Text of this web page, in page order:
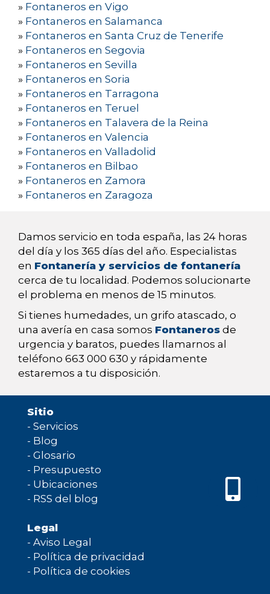
» Fontaneros en Vigo
» Fontaneros en Salamanca
» Fontaneros en Santa Cruz de Tenerife
» Fontaneros en Segovia
» Fontaneros en Sevilla
» Fontaneros en Soria
» Fontaneros en Tarragona
» Fontaneros en Teruel
» Fontaneros en Talavera de la Reina
» Fontaneros en Valencia
» Fontaneros en Valladolid
» Fontaneros en Bilbao
» Fontaneros en Zamora
» Fontaneros en Zaragoza
Damos servicio en toda españa, las 24 horas
del día y los 365 días del año. Especialistas
en Fontanería y servicios de fontanería
cerca de tu localidad. Podemos solucionarte
el problema en menos de 15 minutos.
Si tienes humedades, un grifo atascado, o
una avería en casa somos Fontaneros de
urgencia y baratos, puedes llamarnos al
teléfono 663 000 630 y rápidamente
estaremos a tu disposición.
Sitio
- Servicios
- Blog
- Glosario
- Presupuesto
- Ubicaciones
- RSS del blog
Legal
- Aviso Legal
- Política de privacidad
- Política de cookies